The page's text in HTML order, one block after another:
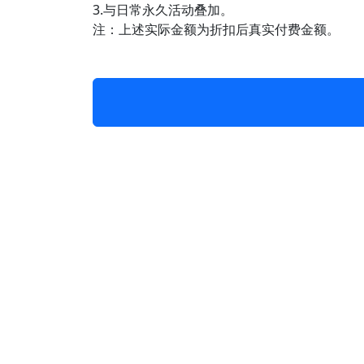
3.与日常永久活动叠加。
注：上述实际金额为折扣后真实付费金额。